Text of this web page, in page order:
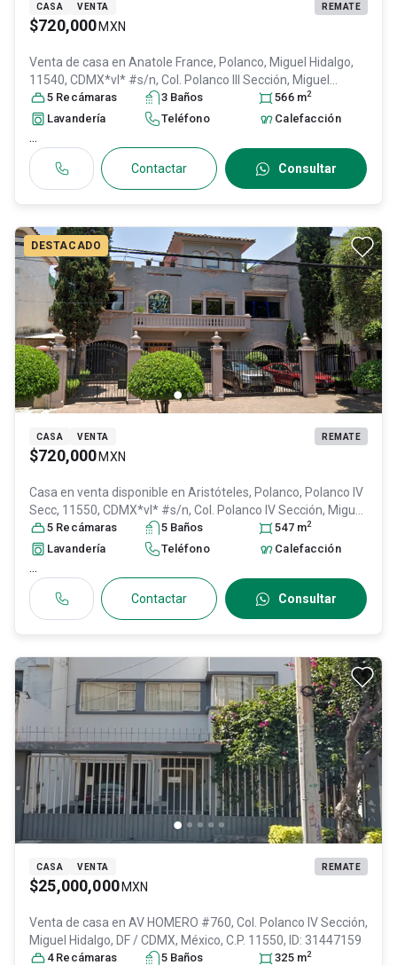
CASA VENTA REMATE
$720,000 MXN
Venta de casa en Anatole France, Polanco, Miguel Hidalgo,
11540, CDMX*vl* #s/n, Col. Polanco III Sección, Miguel
Hidalgo, DF / CDMX , México, C.P. 11540 , ID:31538238
5 Recámaras 3 Baños 566 m2
Lavandería Teléfono Calefacción
...
Contactar Consultar
DESTACADO
CASA VENTA REMATE
$720,000 MXN
Casa en venta disponible en Aristóteles, Polanco, Polanco IV
Secc, 11550, CDMX*vl* #s/n, Col. Polanco IV Sección, Miguel
Hidalgo, DF / CDMX , México, C.P. 11550 , ID:31538165
5 Recámaras 5 Baños 547 m2
Lavandería Teléfono Calefacción
...
Contactar Consultar
CASA VENTA REMATE
$25,000,000 MXN
Venta de casa en AV HOMERO #760, Col. Polanco IV Sección,
Miguel Hidalgo, DF / CDMX, México, C.P. 11550, ID: 31447159
4 Recámaras 5 Baños 325 m2